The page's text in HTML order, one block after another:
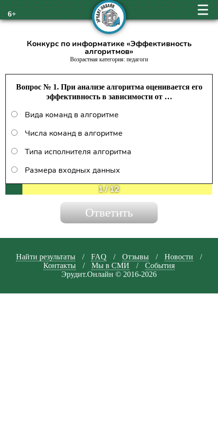
6+
Конкурс по информатике «Эффективность
алгоритмов»
Возрастная категория: педагоги
Вопрос № 1. При анализе алгоритма оценивается его
эффективность в зависимости от …
Вида команд в алгоритме
Числа команд в алгоритме
Типа исполнителя алгоритма
Размера входных данных
1/12
Найти результаты / FAQ / Отзывы / Новости
/
Контакты
/ Мы в СМИ /
События
Эрудит.Онлайн © 2016-2026